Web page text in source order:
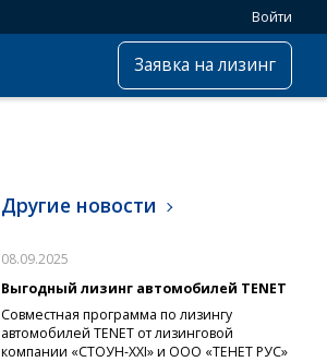
Войти
Заявка на лизинг
Другие новости
08.09.2025
Выгодный лизинг автомобилей TENET
Совместная программа по лизингу
автомобилей TENET от лизинговой
компании «СТОУН-XXI» и ООО «ТЕНЕТ РУС»